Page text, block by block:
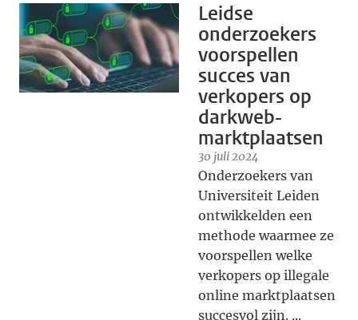
Leidse
onderzoekers
voorspellen
succes van
verkopers op
darkweb-
marktplaatsen
30 juli 2024
Onderzoekers van
Universiteit Leiden
ontwikkelden een
methode waarmee ze
voorspellen welke
verkopers op illegale
online marktplaatsen
succesvol zijn. ...